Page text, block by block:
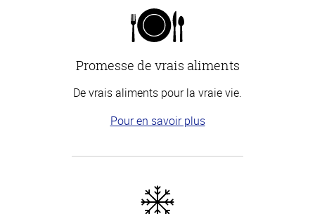
Promesse de vrais aliments
De vrais aliments pour la vraie vie.
Pour en savoir plus